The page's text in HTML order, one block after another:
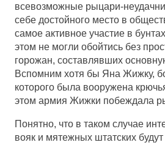
всевозможные рыцари-
себе достойного место в
самое активное участие в
этом не могли обойтись без
горожан, составлявших
Вспомним хотя бы Яна Жижку,
которого была вооружена
этом армия Жижки побеждала
Понятно, что в таком случае
вояк и мятежных штатских